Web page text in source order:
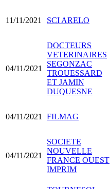
11/11/2021 SCI ARELO
04/11/2021
DOCTEURS
VETERINAIRES
SEGONZAC
TROUESSARD
ET JAMIN
DUQUESNE
04/11/2021 FILMAG
04/11/2021
SOCIETE
NOUVELLE
FRANCE OUEST
IMPRIM